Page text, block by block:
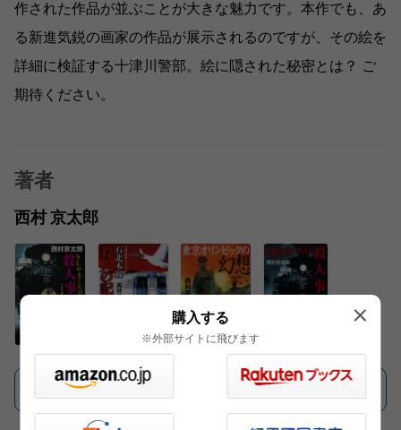
作された作品が並ぶことが大きな魅力です。本作でも、あ
る新進気鋭の画家の作品が展示されるのですが、その絵を
詳細に検証する十津川警部。絵に隠された秘密とは？ ご
期待ください。
著者
西村 京太郎
購入する
※外部サイトに飛びます